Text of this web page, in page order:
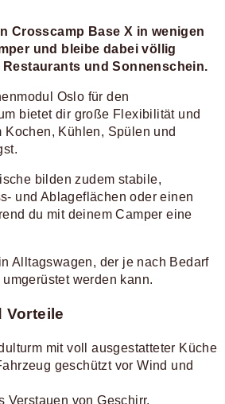
Crosscamp Base X in wenigen
und bleibe dabei völlig
und Sonnenschein.
Oslo für den
bietet dir große Flexibilität und
Kochen, Kühlen, Spülen und
bilden zudem stabile,
und Ablageflächen oder einen
du mit deinem Camper eine
Alltagswagen, der je nach Bedarf
werden kann.
Vorteile
mit voll ausgestatteter Küche
geschützt vor Wind und
Verstauen von Geschirr,